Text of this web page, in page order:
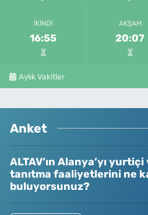
İKINDI
16:55
AKŞAM
20:07
Aylık Vakitler
Anket
ALTAV’ın Alanya’yı
tanıtma faaliyetlerini ne
buluyorsunuz?